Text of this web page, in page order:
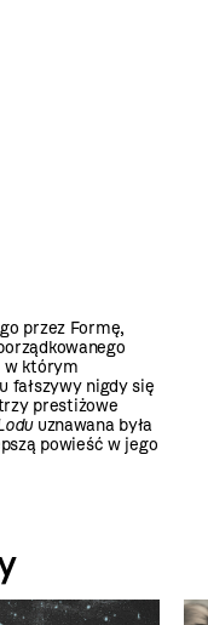
przez Formę,
w którym
fałszywy nigdy się
prestiżowe
uznawana była
powieść w jego